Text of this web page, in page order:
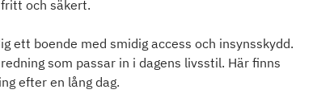
och säkert.
ett boende med smidig access och insynsskydd.
som passar in i dagens livsstil. Här finns
efter en lång dag.